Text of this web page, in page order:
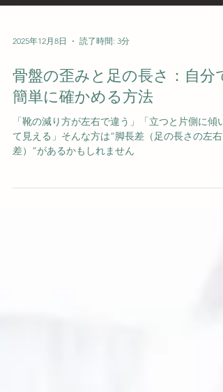
2025年12月8日 読了時間: 3分
骨盤の歪みと足の長さ：自分で
簡単に確かめる方法
て見える」そんな方は“脚長差（足の長さの左右